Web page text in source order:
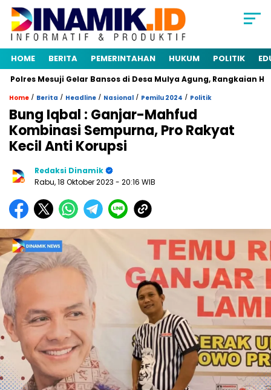
HOME BERITA PEMERINTAHAN HUKUM POLITIK
Mesuji Gelar Bansos di Desa Mulya Agung, Rangkaian HUT
Home / Berita / Headline / Nasional / Pemilu 2024 / Politik
Bung Iqbal : Ganjar-Mahfud
Kombinasi Sempurna, Pro Rakyat
Kecil Anti Korupsi
Redaksi Dinamik
Rabu, 18 Oktober 2023 - 20:16 WIB